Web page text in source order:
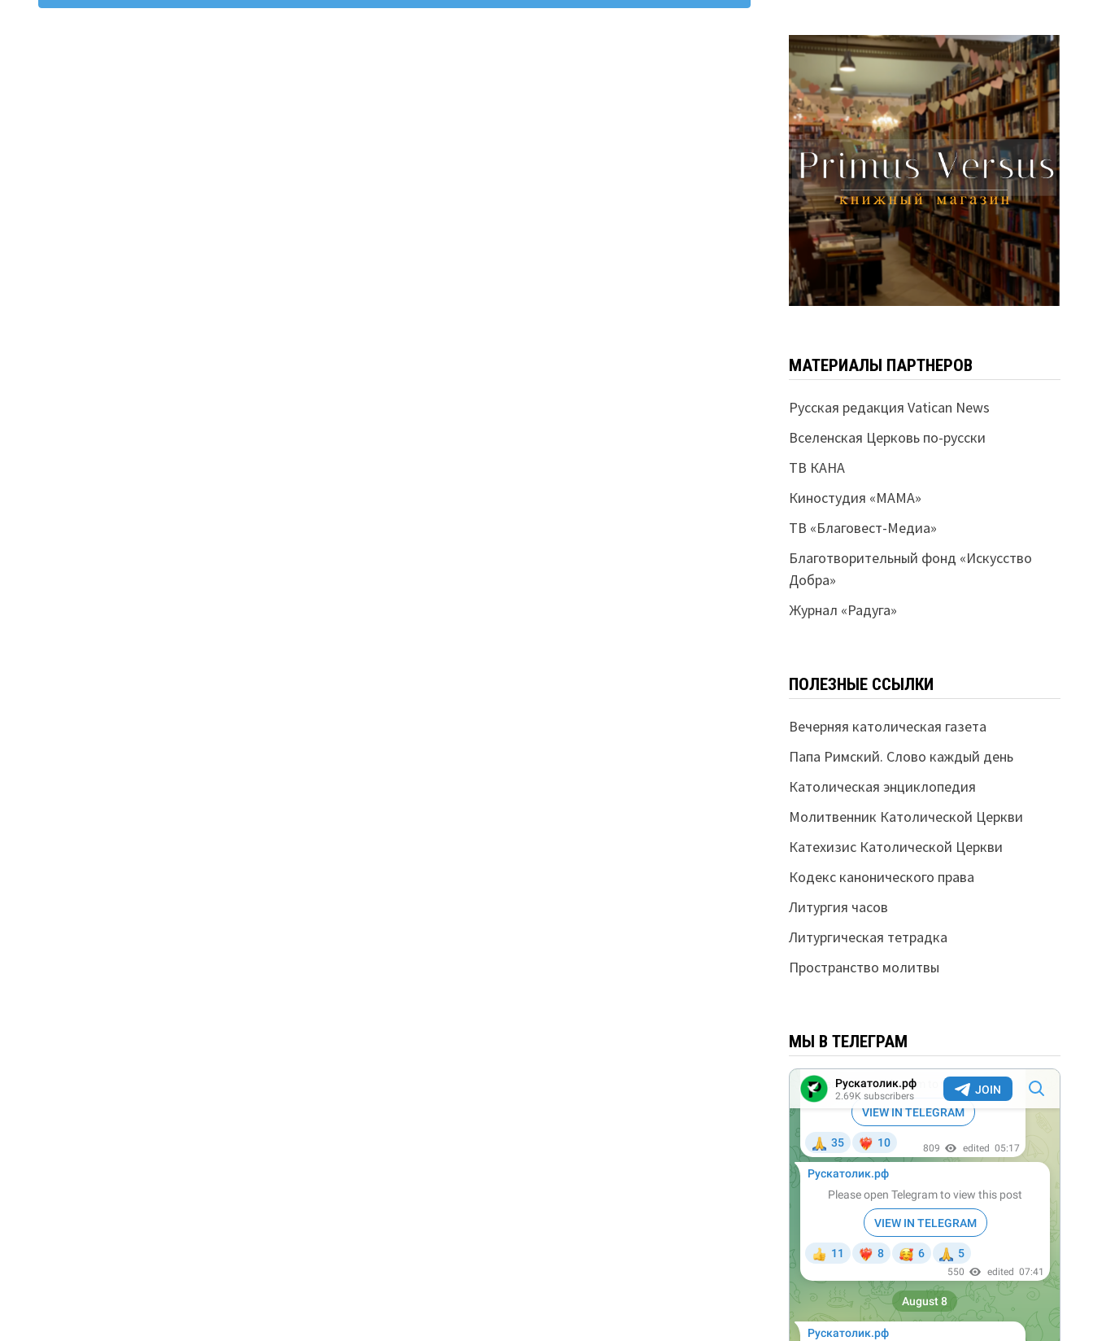
МАТЕРИАЛЫ ПАРТНЕРОВ
Русская редакция Vatican News
Вселенская Церковь по-русски
ТВ КАНА
Киностудия «МАМА»
ТВ «Благовест-Медиа»
Благотворительный фонд «Искусство
Добра»
Журнал «Радуга»
ПОЛЕЗНЫЕ ССЫЛКИ
Вечерняя католическая газета
Папа Римский. Слово каждый день
Католическая энциклопедия
Молитвенник Католической Церкви
Катехизис Католической Церкви
Кодекс канонического права
Литургия часов
Литургическая тетрадка
Пространство молитвы
МЫ В ТЕЛЕГРАМ